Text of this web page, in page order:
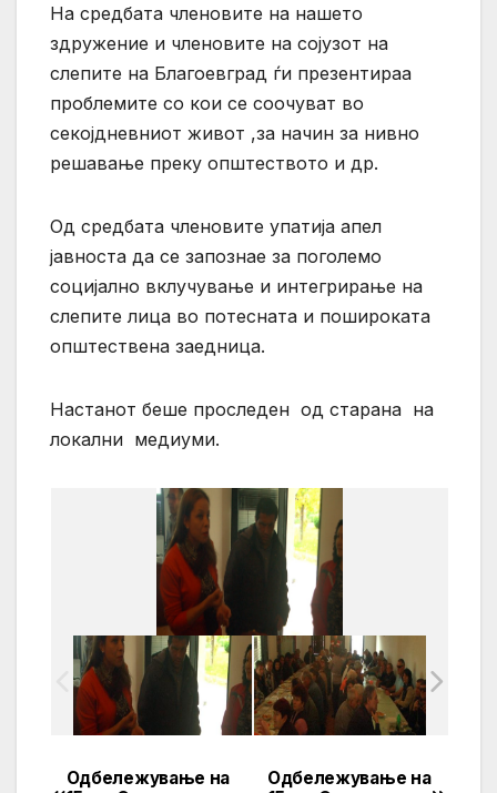
На средбата членовите на нашето
здружение и членовите на сојузот на
слепите на Благоевград ѓи презентираа
проблемите со кои се соочуват во
секојдневниот живот ,за начин за нивно
решавање преку општеството и др.
Од средбата членовите упатија апел
јавноста да се запознае за поголемо
социјално вклучување и интегрирање на
слепите лица во потесната и пошироката
општествена заедница.
Настанот беше проследен од старана на
локални медиуми.
Одбележување на
Одбележување на